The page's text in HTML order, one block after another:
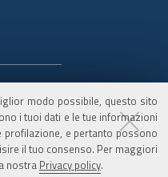
modo possibile, questo sito
i tuoi dati e le tue informazioni
profilazione, e pertanto possono
il tuo consenso. Per maggiori
nostra Privacy policy.